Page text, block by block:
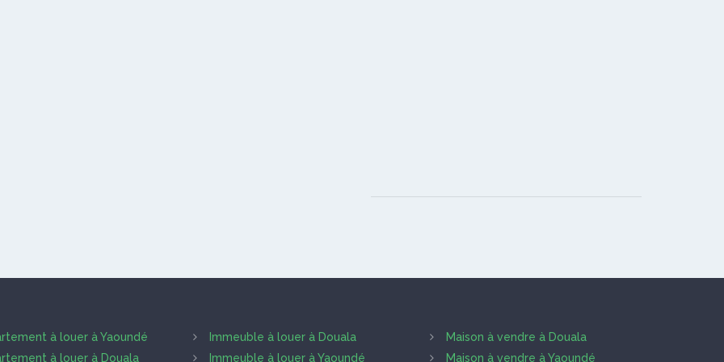
à louer à Yaoundé
à louer à Douala
Immeuble à louer à Douala
Immeuble à louer à Yaoundé
Maison à vendre à Douala
Maison à vendre à Yaoundé